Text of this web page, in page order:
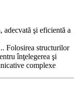
adecvată şi eficientă a
Folosirea structurilor
înţelegerea şi
complexe